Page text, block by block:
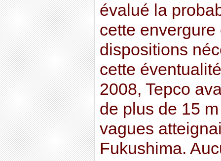
évalué la
cette envergure
dispositions
cette
2008, Tepco
de plus de 15
vagues
Fukushima.